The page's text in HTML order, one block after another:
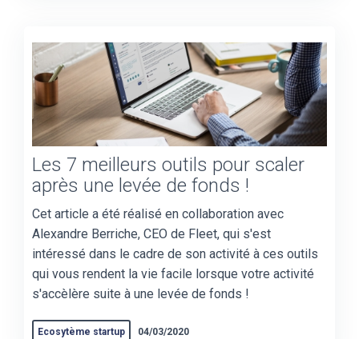
Les 7 meilleurs outils pour scaler
après une levée de fonds !
Cet article a été réalisé en collaboration avec
Alexandre Berriche, CEO de Fleet, qui s'est
intéressé dans le cadre de son activité à ces outils
qui vous rendent la vie facile lorsque votre activité
s'accèlère suite à une levée de fonds !
Ecosytème startup 04/03/2020